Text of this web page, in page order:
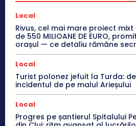
Local
Rivus, cel mai mare proiect
de 550 MILIOANE DE EURO,
orașul — ce detaliu rămâne
Local
Turist polonez jefuit la Turda:
incidentul de pe malul Arieșului
Local
Progres pe șantierul Spitalului